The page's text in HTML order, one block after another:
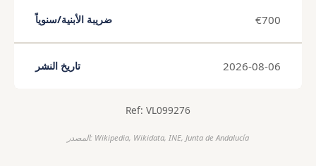
ضريبة الأبنية/سنوياً €700
تاريخ النشر 2026-08-06
Ref: VL099276
المصدر: Wikipedia, Wikidata, INE, Junta de Andalucía